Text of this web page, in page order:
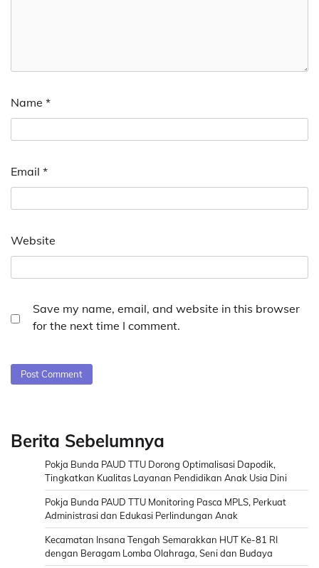
Name *
Email *
Website
Save my name, email, and website in this browser
for the next time I comment.
Berita Sebelumnya
Pokja Bunda PAUD TTU Dorong Optimalisasi Dapodik,
Tingkatkan Kualitas Layanan Pendidikan Anak Usia Dini
Pokja Bunda PAUD TTU Monitoring Pasca MPLS, Perkuat
Administrasi dan Edukasi Perlindungan Anak
Kecamatan Insana Tengah Semarakkan HUT Ke-81 RI
dengan Beragam Lomba Olahraga, Seni dan Budaya